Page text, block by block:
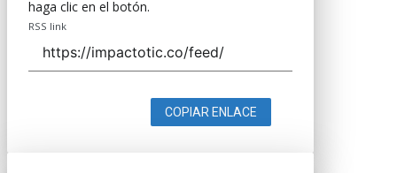
haga clic en el botón.
RSS link
COPIAR ENLACE